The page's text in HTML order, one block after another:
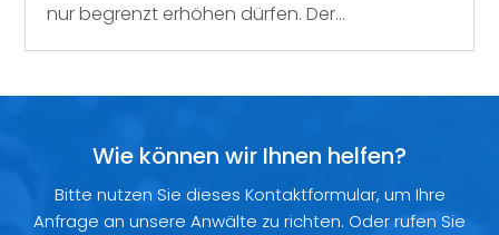
nur begrenzt erhöhen dürfen. Der...
Wie können wir Ihnen helfen?
Bitte nutzen Sie dieses Kontaktformular, um Ihre
Anfrage an unsere Anwälte zu richten. Oder rufen Sie